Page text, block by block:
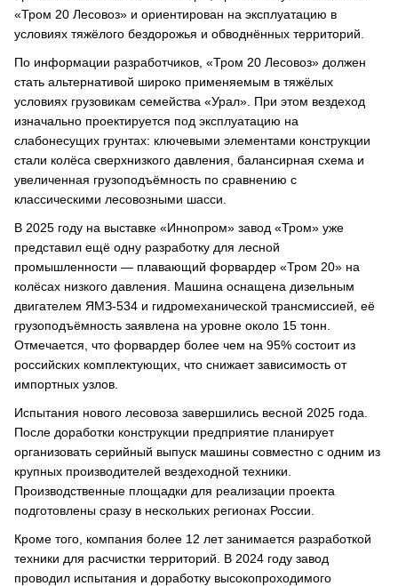
«Тром 20 Лесовоз» и ориентирован на эксплуатацию в
условиях тяжёлого бездорожья и обводнённых территорий.
По информации разработчиков, «Тром 20 Лесовоз» должен
стать альтернативой широко применяемым в тяжёлых
условиях грузовикам семейства «Урал». При этом вездеход
изначально проектируется под эксплуатацию на
слабонесущих грунтах: ключевыми элементами конструкции
стали колёса сверхнизкого давления, балансирная схема и
увеличенная грузоподъёмность по сравнению с
классическими лесовозными шасси.
В 2025 году на выставке «Иннопром» завод «Тром» уже
представил ещё одну разработку для лесной
промышленности — плавающий форвардер «Тром 20» на
колёсах низкого давления. Машина оснащена дизельным
двигателем ЯМЗ-534 и гидромеханической трансмиссией, её
грузоподъёмность заявлена на уровне около 15 тонн.
Отмечается, что форвардер более чем на 95% состоит из
российских комплектующих, что снижает зависимость от
импортных узлов.
Испытания нового лесовоза завершились весной 2025 года.
После доработки конструкции предприятие планирует
организовать серийный выпуск машины совместно с одним из
крупных производителей вездеходной техники.
Производственные площадки для реализации проекта
подготовлены сразу в нескольких регионах России.
Кроме того, компания более 12 лет занимается разработкой
техники для расчистки территорий. В 2024 году завод
проводил испытания и доработку высокопроходимого